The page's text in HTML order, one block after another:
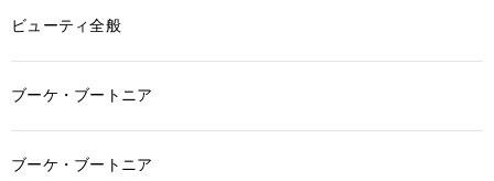
ビューティ全般
ブーケ・ブートニア
ブーケ・ブートニア